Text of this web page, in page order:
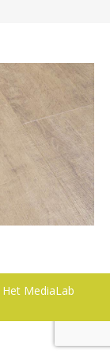
Het MediaLab